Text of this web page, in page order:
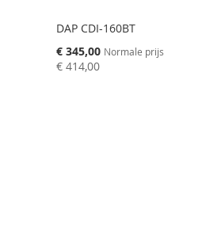
DAP CDI-160BT
Speciale
prijs
€ 345,00 Normale prijs
€ 414,00